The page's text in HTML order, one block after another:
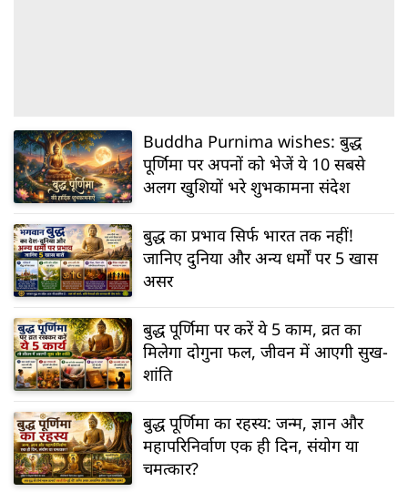
Buddha Purnima wishes: बुद्ध
पूर्णिमा पर अपनों को भेजें ये 10 सबसे
अलग खुशियों भरे शुभकामना संदेश
बुद्ध का प्रभाव सिर्फ भारत तक नहीं!
जानिए दुनिया और अन्य धर्मों पर 5 खास
असर
बुद्ध पूर्णिमा पर करें ये 5 काम, व्रत का
मिलेगा दोगुना फल, जीवन में आएगी सुख-
शांति
बुद्ध पूर्णिमा का रहस्य: जन्म, ज्ञान और
महापरिनिर्वाण एक ही दिन, संयोग या
चमत्कार?